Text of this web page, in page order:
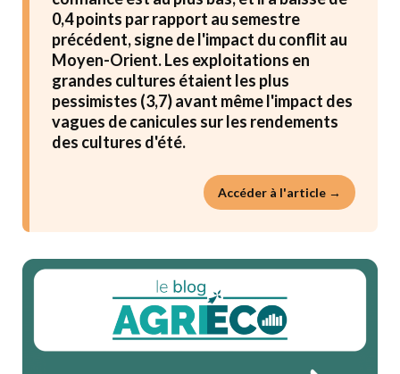
0,4 points par rapport au semestre
précédent, signe de l'impact du conflit au
Moyen-Orient. Les exploitations en
grandes cultures étaient les plus
pessimistes (3,7) avant même l'impact des
vagues de canicules sur les rendements
des cultures d'été.
Accéder à l'article →